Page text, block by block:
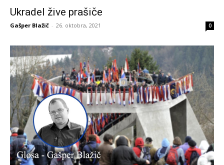
Ukradel žive prašiče
Gašper Blažič - 26. oktobra, 2021 0